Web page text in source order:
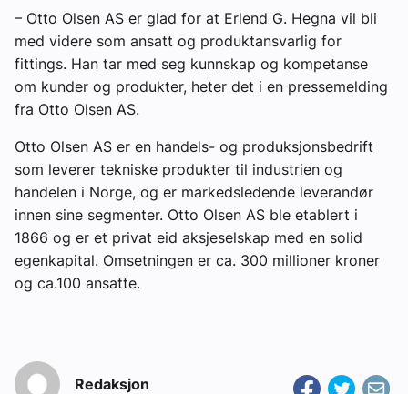
eBlad
– Otto Olsen AS er glad for at Erlend G. Hegna vil bli
med videre som ansatt og produktansvarlig for
fittings. Han tar med seg kunnskap og kompetanse
om kunder og produkter, heter det i en pressemelding
fra Otto Olsen AS.
Otto Olsen AS er en handels- og produksjonsbedrift
som leverer tekniske produkter til industrien og
handelen i Norge, og er markedsledende leverandør
innen sine segmenter. Otto Olsen AS ble etablert i
1866 og er et privat eid aksjeselskap med en solid
egenkapital. Omsetningen er ca. 300 millioner kroner
og ca.100 ansatte.
Redaksjon